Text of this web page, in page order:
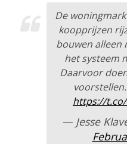
De
koopprijzen
bouwen alleen
het systeem
Daarvoor
https://t.co/
— Jesse